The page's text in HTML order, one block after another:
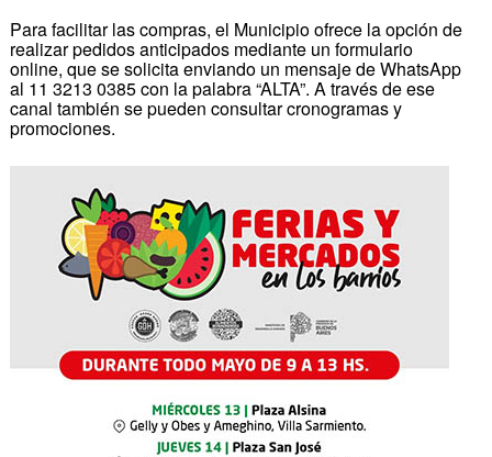
Para facilitar las compras, el Municipio ofrece la opción de
realizar pedidos anticipados mediante un formulario
online, que se solicita enviando un mensaje de WhatsApp
al 11 3213 0385 con la palabra “ALTA”. A través de ese
canal también se pueden consultar cronogramas y
promociones.